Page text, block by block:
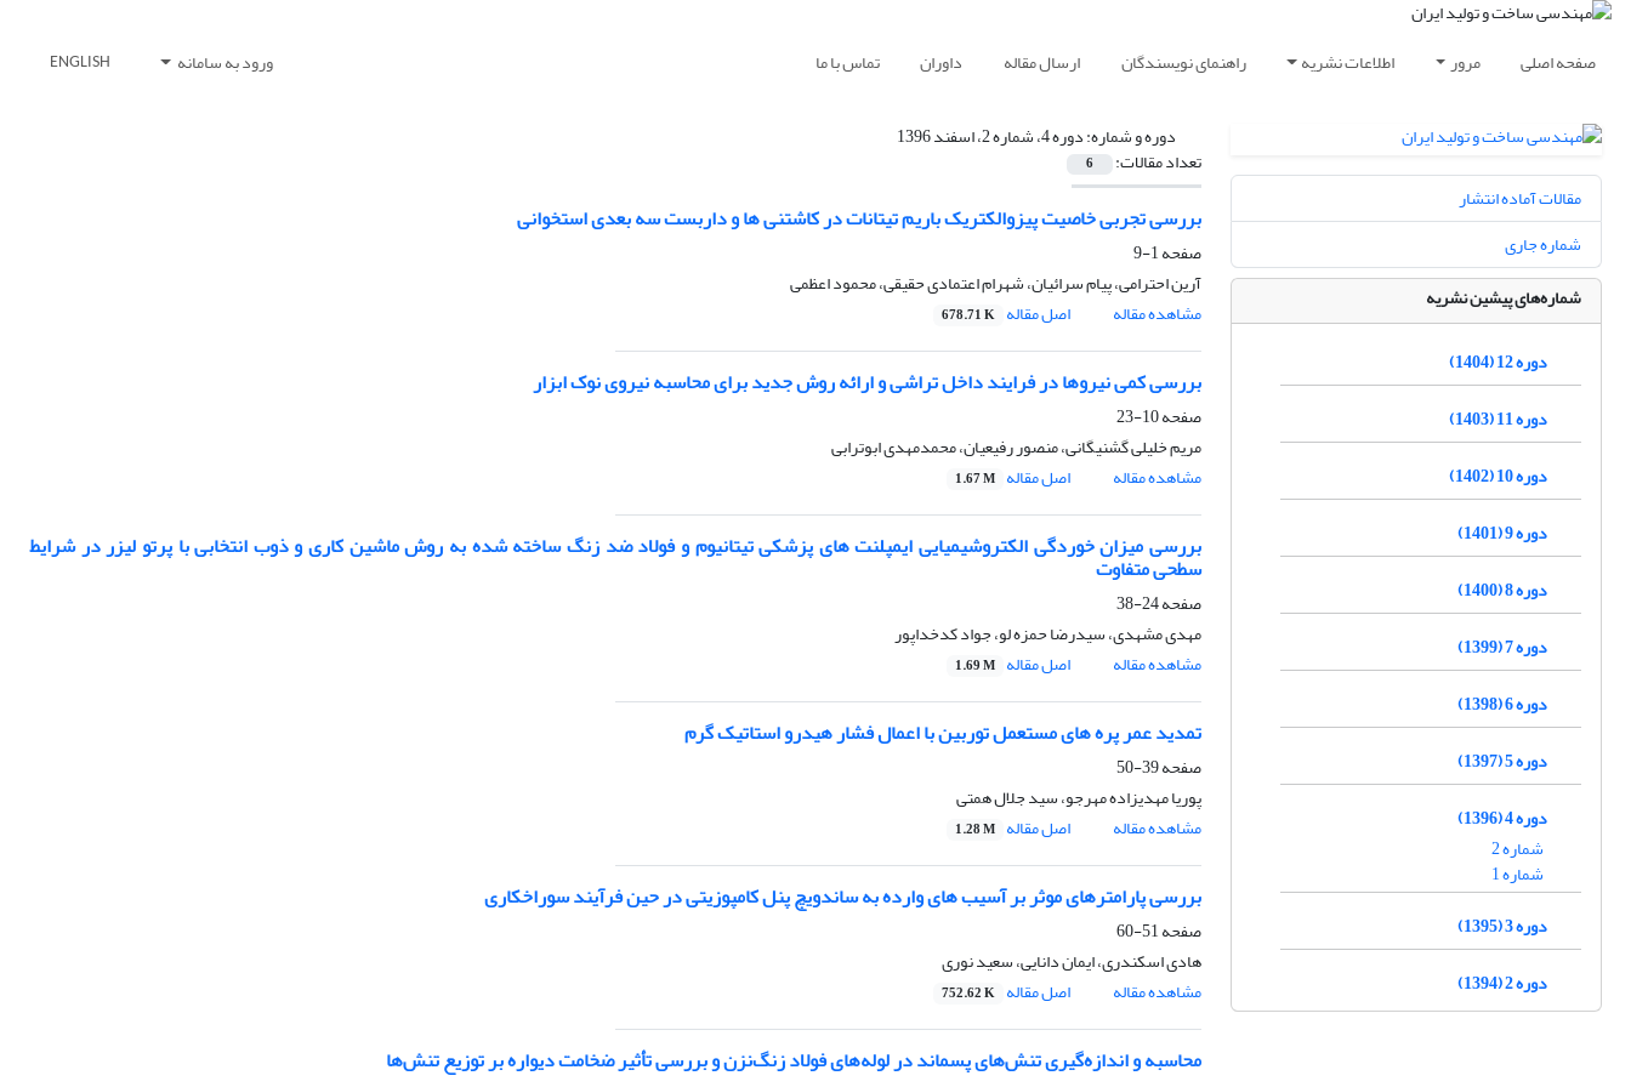
صفحه اصلی مرور اطلاعات نشریه راهنمای نویسندگان ارسال مقاله داوران تماس با ما ورود به سامانه ENGLISH
دوره و شماره:دوره 4، شماره 2، اسفند 1396
تعداد مقالات: 6
بررسی تجربی خاصیت پیزوالکتریک باریم تیتانات در کاشتنی ها و داربست سه بعدی استخوانی
صفحه1-9
آرین احترامی، پیام سرائیان، شهرام اعتمادی حقیقی، محمود اعظمی
مشاهده مقاله
اصل مقاله 678.71 K
بررسی کمی نیروها در فرایند داخل‏ تراشی و ارائه روش جدید برای محاسبه نیروی نوک ابزار
صفحه10-23
مریم خلیلی گشنیگانی، منصور رفیعیان، محمدمهدی ابوترابی
مشاهده مقاله
اصل مقاله 1.67 M
بررسی میزان خوردگی الکتروشیمیایی ایمپلنت های پزشکی تیتانیوم و فولاد ضد زنگ ساخته شده به روش ماشین کاری و ذوب انتخابی با پرتو لیزر در شرایط
سطحی متفاوت
صفحه24-38
مهدی مشهدی، سیدرضا حمزه لو، جواد کدخداپور
مشاهده مقاله
اصل مقاله 1.69 M
تمدید عمر پره های مستعمل توربین با اعمال فشار هیدرو استاتیک گرم
صفحه39-50
پوریا مهدیزاده مهرجو، سید جلال همتی
مشاهده مقاله
اصل مقاله 1.28 M
بررسی پارامترهای موثر بر آسیب های وارده به ساندویچ پنل کامپوزیتی در حین فرآیند سوراخکاری
صفحه51-60
هادی اسکندری، ایمان دانایی، سعید نوری
مشاهده مقاله
اصل مقاله 752.62 K
محاسبه و اندازه‌گیری تنش‌های پسماند در لوله‌های فولاد زنگ‌نزن و بررسی تأثیر ضخامت دیواره بر توزیع تنش‌ها
مقالات آماده انتشار
شماره جاری
شماره‌های پیشین نشریه
دوره 12 (1404)
دوره 11 (1403)
دوره 10 (1402)
دوره 9 (1401)
دوره 8 (1400)
دوره 7 (1399)
دوره 6 (1398)
دوره 5 (1397)
دوره 4 (1396)
شماره 2
شماره 1
دوره 3 (1395)
دوره 2 (1394)